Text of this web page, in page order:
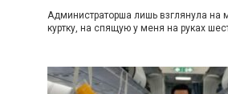
Администраторша лишь взглянула на
куртку, на спящую у меня на руках